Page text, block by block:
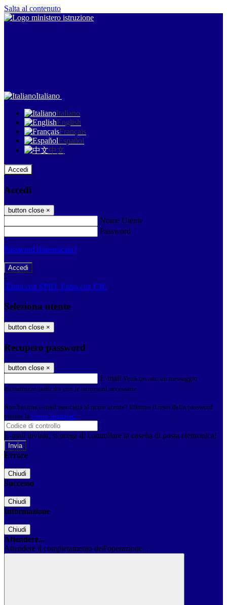
Salta al contenuto
Italiano
Italiano
English
Français
Español
中文
Accedi
Accedi
button close ×
Nome Utente
Password
Password dimenticata?
-
Entra con SPID Entra con CIE
Seleziona utente
button close ×
Recupero password
button close ×
E-mail Verrà inviato un messaggio
all'indirizzo indicato con le istruzioni necessarie.
Non hai una e-mail associata al nome utente? Effettua il reset della password
tramite la Login Spaggiari
E-mail inviata, si prega di controllare la casella di posta elettronica!
Errore
Chiudi
Successo
Chiudi
Informazione
Chiudi
Attendere...
Attendere il completamento dell'operazione...